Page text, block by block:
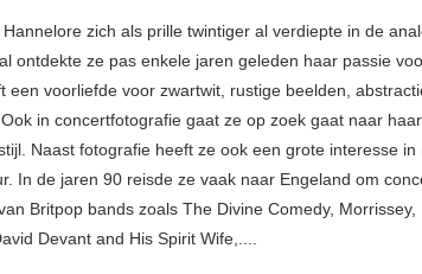
Hannelore zich als prille twintiger al verdiepte in de
ontdekte ze pas enkele jaren geleden haar passie
een voorliefde voor zwartwit, rustige beelden,
in concertfotografie gaat ze op zoek gaat naar
Naast fotografie heeft ze ook een grote interesse in
In de jaren 90 reisde ze vaak naar Engeland om
Britpop bands zoals The Divine Comedy, Morrissey,
Devant and His Spirit Wife,....